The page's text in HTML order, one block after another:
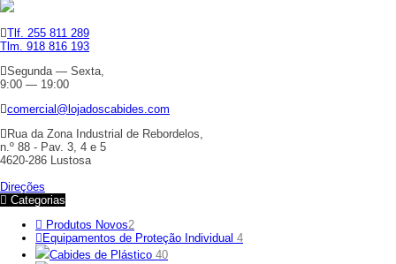
Tlf. 255 811 289
Tlm. 918 816 193
Segunda — Sexta,
9:00 — 19:00
comercial@lojadoscabides.com
Rua da Zona Industrial de Rebordelos,
n.º 88 - Pav. 3, 4 e 5
4620-286 Lustosa
Direções
Categorias
Produtos Novos2
Equipamentos de Proteção Individual 4
Cabides de Plástico 40